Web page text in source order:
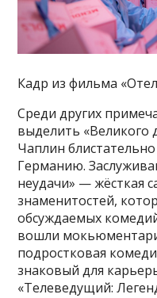
Кадр из фильма
Среди других
выделить «Великого
Чаплин
Германию.
неудачи» — жёсткая
знаменитостей,
обсуждаемых
вошли
подростковая
знаковый для
«Телеведущий: